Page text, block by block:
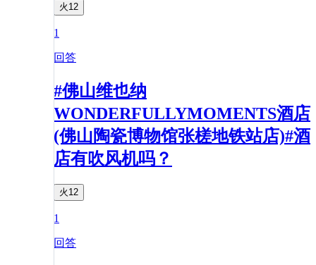
火12
1
回答
#佛山维也纳
WONDERFULLYMOMENTS酒店
(佛山陶瓷博物馆张槎地铁站店)#酒
店有吹风机吗？
火12
1
回答